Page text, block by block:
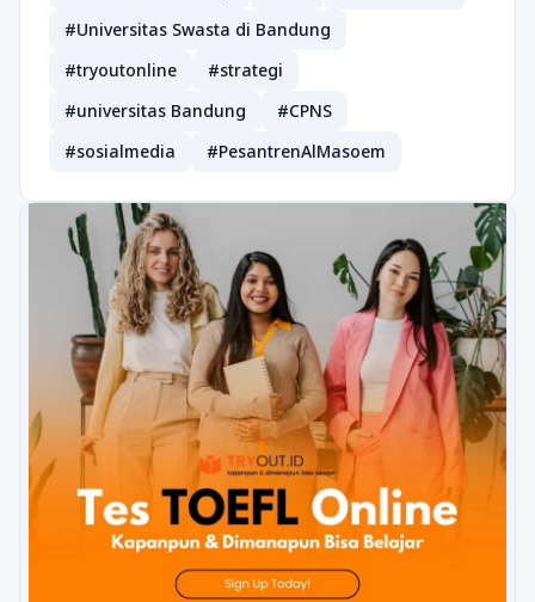
#Universitas Swasta di Bandung
#tryoutonline
#strategi
#universitas Bandung
#CPNS
#sosialmedia
#PesantrenAlMasoem